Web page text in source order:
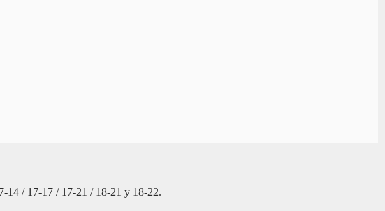
14 / 17-17 / 17-21 / 18-21 y 18-22.